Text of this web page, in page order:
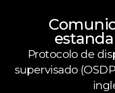
Protocolo de
supervisado